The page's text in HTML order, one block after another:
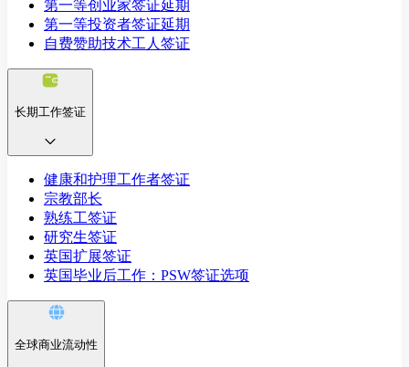
第一等创业家签证延期
第一等投资者签证延期
自费赞助技术工人签证
长期工作签证
健康和护理工作者签证
宗教部长
熟练工签证
研究生签证
英国扩展签证
英国毕业后工作：PSW签证选项
全球商业流动性